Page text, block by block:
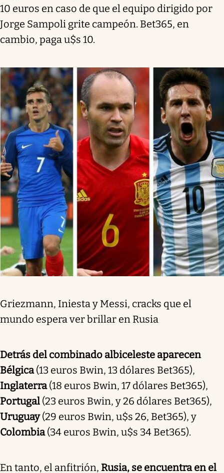
10 euros en caso de que el equipo dirigido por
Jorge Sampoli grite campeón. Bet365, en
cambio, paga u$s 10.
Griezmann, Iniesta y Messi, cracks que el
mundo espera ver brillar en Rusia
Detrás del combinado albiceleste aparecen
Bélgica(13 euros Bwin, 13 dólares Bet365),
Inglaterra(18 euros Bwin, 17 dólares Bet365),
Portugal (23 euros Bwin, y 26 dólares Bet365),
Uruguay(29 euros Bwin, u$s 26, Bet365), y
Colombia(34 euros Bwin, u$s 34 Bet365).
En tanto, el anfitrión, Rusia, se encuentra en el